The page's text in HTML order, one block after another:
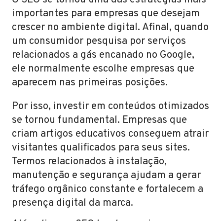
importantes para empresas que desejam
crescer no ambiente digital. Afinal, quando
um consumidor pesquisa por serviços
relacionados a gás encanado no Google,
ele normalmente escolhe empresas que
aparecem nas primeiras posições.
Por isso, investir em conteúdos otimizados
se tornou fundamental. Empresas que
criam artigos educativos conseguem atrair
visitantes qualificados para seus sites.
Termos relacionados à instalação,
manutenção e segurança ajudam a gerar
tráfego orgânico constante e fortalecem a
presença digital da marca.